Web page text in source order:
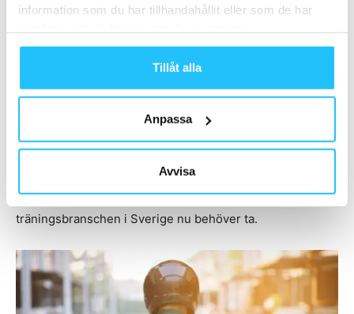
information som du har tillhandahållit eller som de har
Tillåt alla
Anpassa
Avvisa
Frågan är densamma som imusikbranschen, där Spotify
där Booking.com pressat hotellens marginaler – och även
i restaurangvärlden, därFoodora och Woltblivit nästan
oumbärliga för konsumenten men en belastning för
många restauranger. När plattformen blir för stark –vem
Kanske är det just den diskussionen som
träningsbranschen i Sverige nu behöver ta.